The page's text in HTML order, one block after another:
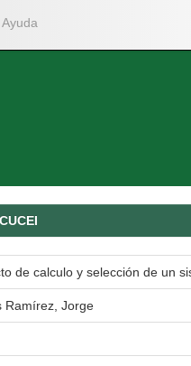
Ayuda
CUCEI
de calculo y selección de un
Ramírez, Jorge